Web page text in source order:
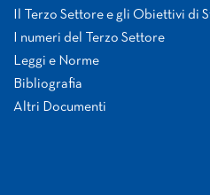
Il Terzo Settore e gli Obiettivi di
I numeri del Terzo Settore
Leggi e Norme
Bibliografia
Altri Documenti